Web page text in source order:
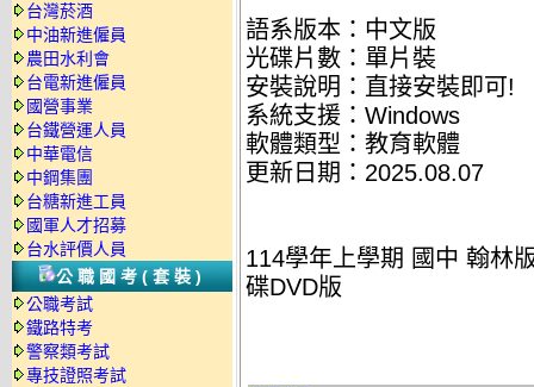
台灣菸酒
中油新進僱員
農田水利會
台電新進僱員
國營事業
台鐵營運人員
中華電信
中鋼集團
台糖新進工員
國軍人才招募
台水評價人員
公職國考(套裝)
公職考試
鐵路特考
警察類考試
專技證照考試
語系版本：中文版
光碟片數：單片裝
安裝說明：直接安裝即可!
系統支援：Windows
軟體類型：教育軟體
更新日期：2025.08.07
114學年上學期 國中 翰林
碟DVD版